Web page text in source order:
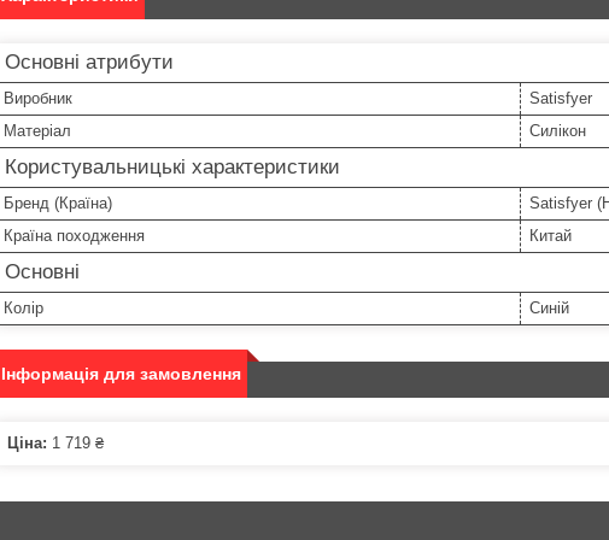
Основні атрибути
Виробник
Satisfyer
Матеріал
Силікон
Користувальницькі характеристики
Бренд (Країна)
Satisfyer
Країна походження
Китай
Основні
Колір Синій
Інформація для замовлення
Ціна: 1 719 ₴